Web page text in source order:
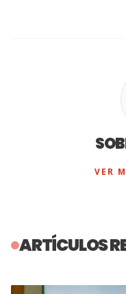
VER
ARTÍCULOS